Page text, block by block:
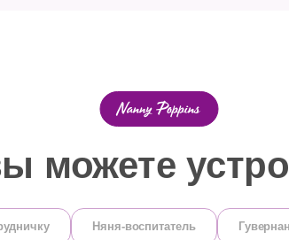
можете
Няня-воспитатель